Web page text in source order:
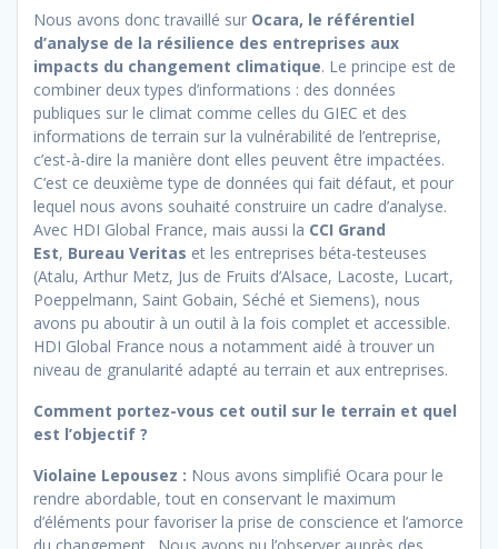
Nous avons donc travaillé sur Ocara, le référentiel
d’analyse de la résilience des entreprises aux
impacts du changement climatique. Le principe est de
combiner deux types d’informations : des données
publiques sur le climat comme celles du GIEC et des
informations de terrain sur la vulnérabilité de l’entreprise,
c’est-à-dire la manière dont elles peuvent être impactées.
C’est ce deuxième type de données qui fait défaut, et pour
lequel nous avons souhaité construire un cadre d’analyse.
Avec HDI Global France, mais aussi la CCI Grand
Est, Bureau Veritas et les entreprises béta-testeuses
(Atalu, Arthur Metz, Jus de Fruits d’Alsace, Lacoste, Lucart,
Poeppelmann, Saint Gobain, Séché et Siemens), nous
avons pu aboutir à un outil à la fois complet et accessible.
HDI Global France nous a notamment aidé à trouver un
niveau de granularité adapté au terrain et aux entreprises.
Comment portez-vous cet outil sur le terrain et quel
est l’objectif ?
Violaine Lepousez : Nous avons simplifié Ocara pour le
rendre abordable, tout en conservant le maximum
d’éléments pour favoriser la prise de conscience et l’amorce